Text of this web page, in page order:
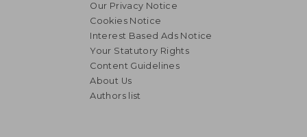
Our Privacy Notice
Cookies Notice
Interest Based Ads Notice
Your Statutory Rights
Content Guidelines
About Us
Authors list